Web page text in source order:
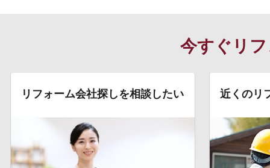
今すぐリ
リフォーム会社探しを相談したい 近くのリ